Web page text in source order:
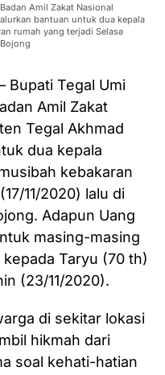
Amil Zakat Nasional
bantuan untuk dua kepala
rumah yang terjadi Selasa
Bupati Tegal Umi
Amil Zakat
Tegal Akhmad
dua kepala
kebakaran
11/2020) lalu di
Adapun Uang
masing-masing
Taryu (70 th)
(23/11/2020).
di sekitar lokasi
hikmah dari
soal kehati-hatian